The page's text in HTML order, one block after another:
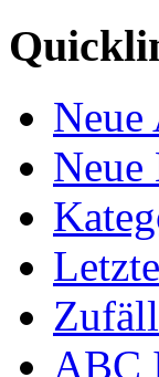
ABC